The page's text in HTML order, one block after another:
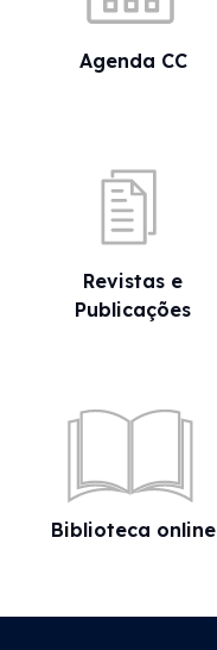
Agenda CC
Revistas e
Publicações
Biblioteca online